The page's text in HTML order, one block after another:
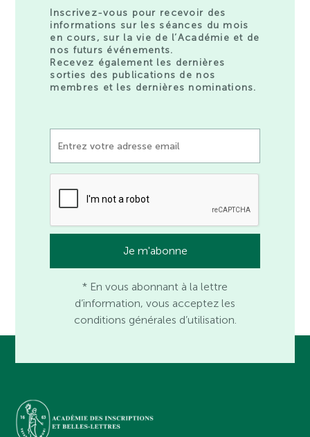
Inscrivez-vous pour recevoir des
informations sur les séances du mois
en cours, sur la vie de l’Académie et de
nos futurs événements.
Recevez également les dernières
sorties des publications de nos
membres et les dernières nominations.
* En vous abonnant à la lettre
d’information, vous acceptez les
conditions générales d’utilisation.